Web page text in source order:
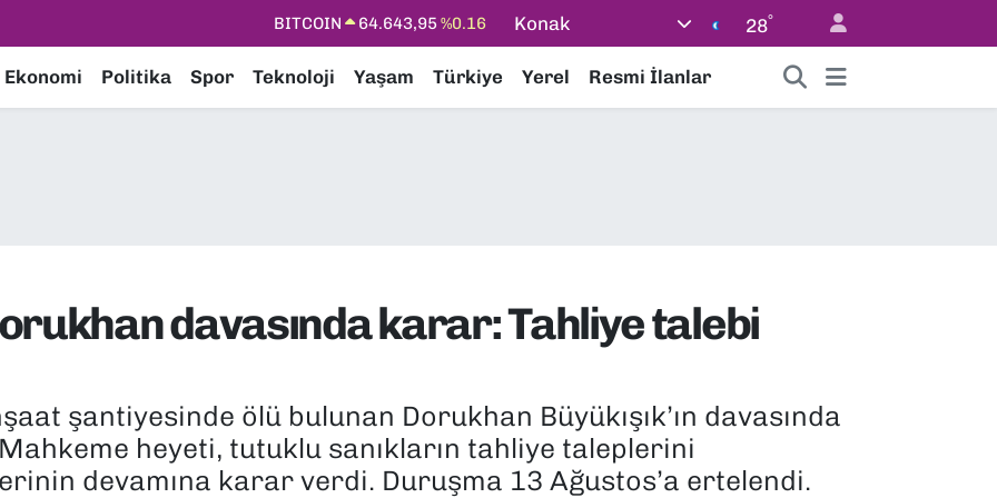
DOLAR
47,6006%0.06
EURO
55,0250%0.02
Konak 28°
Ekonomi Politika Spor Teknoloji Yaşam Türkiye Yerel Resmi İlanlar
davasında karar: Tahliye talebi
şantiyesinde ölü bulunan Dorukhan Büyükışık’ın davasında
heyeti, tutuklu sanıkların tahliye taleplerini
devamına karar verdi. Duruşma 13 Ağustos’a ertelendi.